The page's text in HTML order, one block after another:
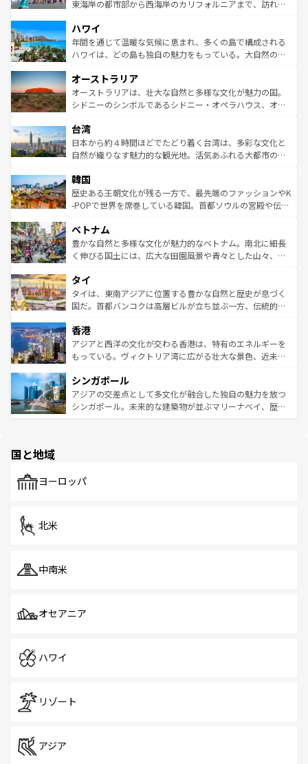
ことができる。国民の所得が高いため物価も高いが、旅行
ば市内交通費無料で観光を楽しむこともできる。 なお、新
着のスイス情報はコンテンツ一覧 を参照してほしい。
東海岸の都市部から西海岸のカリフォルニアまで、訪れる
のような巨大都市は、観光、ショッピング、エンターテイ
ンメントが詰まった刺激的なスポットだ。一方、アメリカ
西部には大自然が広がり、グランドキャニオンやイエロー
部のニューオーリンズでは、音楽と美食が融合した独特の
文化が魅力。旅行者はアメリカの各地域で異なる魅力を楽
しみながら、その多様性と豊かな歴史を感じることができ
ならではの贅沢な旅のスタイルだ。 なお、新着のアメリカ
情報はコンテンツ一覧を参照してほしい。
ハワイ
年間を通じて温暖な気候に恵まれ、多くの島で構成される
ハワイは、どの島も独自の魅力をもっている。大自然の神
ワイ島は見逃せない。また、定番の観光地といえばオアフ
島だが、静かな自然を求めるならマウイ島やカウアイ島が
おすすめ。エメラルドグリーンに輝く海をはじめ、豊かな
れるおもてなしの心で訪れる人々を迎えてくれるハワイの
人々、おいしいローカルフードやハワイアンミュージッ
ク、伝統的なフラダンスなど、すべてがハワイの魅力を彩
ワイを、存分に味わってほしい。 なお、新着のハワイ情報
はコンテンツ一覧を参照してほしい。
オーストラリア
オーストラリアは、壮大な自然と多様な文化が魅力の国。
シドニーのシンボルであるシドニー・オペラハウス、オー
リアリーフや大陸中央部にそびえるウルル（エアーズロッ
ク）、タスマニアの美しい原生林やケアンズの熱帯雨林な
ど、見どころがたくさん。また、カフェやワイン、オージ
いる。アクティビティも充実しており、サーフィンやダイ
ビング、ハイキングなど、アウトドア好きにはたまらな
い。オーストラリアの多彩な魅力を存分に味わいつくそ
参照してほしい。
台湾
日本から約４時間ほどでたどり着く台湾は、多彩な文化と
自然が織りなす魅力的な観光地。活気あふれる大都市の台
ン）、静ひつな山岳地帯である台湾東部など、都市の喧騒
と山間の静けさが共存しており、訪れる人に新しい発見と
驚きをもたらしてくれる。また、奥深い台湾の食文化も魅
容にもいいと評判のスイーツなど、バラエティ豊かな料理
が味わえる。 なお、新着の台湾情報は コンテンツ一覧を参
照してほしい。
韓国
歴史ある王朝文化が残る一方で、最先端のファッションやK
-POPで世界を席巻している韓国。首都ソウルの宮殿や伝統
き、地方に足を延ばせば四季折々の自然美を楽しむことが
できる。そして、キムチや焼肉、絶品のストリートフード
まで、さまざまな韓国料理が待っている。夜には、韓国な
リティに包まれながら、韓国の多彩な魅力を心ゆくまで味
わってみてほしい。 なお、新着の韓国情報はコンテンツ一
覧を参照してほしい。
ベトナム
豊かな自然と多様な文化が魅力的なベトナム。南北に細長
く伸びる国土には、広大な田園風景や青々とした山々、世
急速な発展と共に伝統が息づく。ハノイの古い町並みやホ
ーチミン市のフランス統治時代の建物も、独特の雰囲気を
醸し出している。また、バラエティの豊かさとおいしさで
とつ。フォーやバインミー、ベトナムコーヒーなどは、ぜ
ひ現地で味わいたい。どの地域を訪れてもあたたかい人々
が旅行者を迎えてくれるので、きっと忘れられない旅にな
参照してほしい。
タイ
タイは、東南アジアに位置する豊かな自然と歴史が息づく
国だ。首都バンコクは高層ビルが立ち並ぶ一方、伝統的な
の活気が交差している。北部ではチェンマイなどの山岳地
帯で自然と触れ合い、南部ではプーケットやクラビの美し
いビーチでリゾート気分を楽しむことができる。タイ料理
激する。気候は一年中温暖で、どの季節にも異なる楽しみ
が待っている。親しみやすいタイの人々、仏教を中心とし
た文化、そして多様な観光資源が、訪れる旅人を魅了し続
香港
アジアと西洋の文化が交わる香港は、特有のエネルギーを
もっている。ヴィクトリア湾に広がる壮大な景色、近未来
み、どこを訪れても感動するはず。観光スポットが密集し
ており、効率よく見どころを回れるのも魅力。息をのむよ
うな絶景から文化的な体験まで、香港を存分に楽しみ尽く
シンガポール
アジアの交差点として多文化が融合した独自の魅力を放つ
シンガポール。未来的な建築物が並ぶマリーナベイ、歴史
で、ホーカーズは地元の風情を楽しめる外せないスポット
国と地域
ヨーロッパ
北米
中南米
オセアニア
ハワイ
リゾート
アジア